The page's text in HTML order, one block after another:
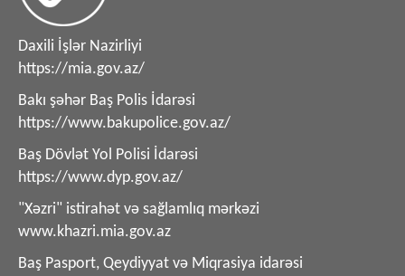
Daxili İşlər Nazirliyi
https://mia.gov.az/
Bakı şəhər Baş Polis İdarəsi
https://www.bakupolice.gov.az/
Baş Dövlət Yol Polisi İdarəsi
https://www.dyp.gov.az/
"Xəzri" istirahət və sağlamlıq mərkəzi
www.khazri.mia.gov.az
Baş Pasport, Qeydiyyat və Miqrasiya idarəsi